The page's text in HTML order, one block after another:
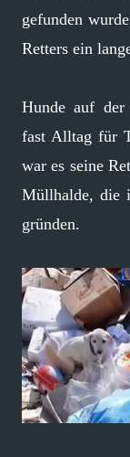
gefunden
Retters ein
Hunde auf
fast Alltag für
war es seine
Müllhalde, die
gründen.